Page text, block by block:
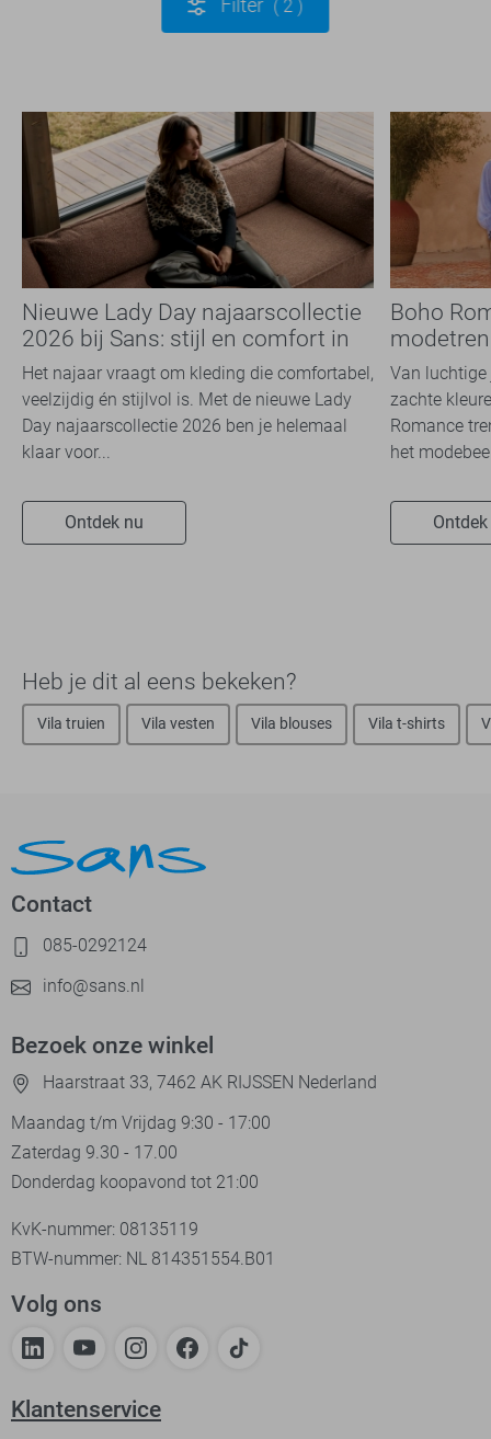
Filter 2
Nieuwe Lady Day najaarscollectie
2026 bij Sans: stijl en comfort in
travelkwaliteit
Het najaar vraagt om kleding die comfortabel,
veelzijdig én stijlvol is. Met de nieuwe Lady
Day najaarscollectie 2026 ben je helemaal
klaar voor...
Ontdek nu
Boho
overal
Van luchtige
zachte
Romance
het
Heb je dit al eens bekeken?
Vila truien Vila vesten Vila blouses Vila t-shirts
Contact
085-0292124
info@sans.nl
Bezoek onze winkel
Haarstraat 33, 7462 AK RIJSSEN Nederland
Maandag t/m Vrijdag 9:30 - 17:00
Zaterdag 9.30 - 17.00
Donderdag koopavond tot 21:00
KvK-nummer: 08135119
BTW-nummer: NL 814351554.B01
Volg ons
Klantenservice